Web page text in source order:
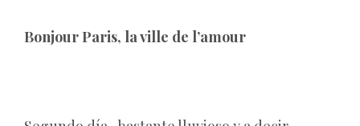
Bonjour Paris, la ville de l’amour